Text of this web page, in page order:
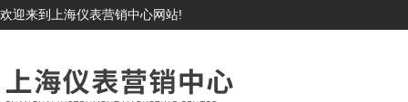
欢迎来到上海仪表营销中心网站!